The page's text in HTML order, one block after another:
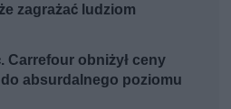
zagrażać ludziom
Carrefour obniżył ceny
absurdalnego poziomu